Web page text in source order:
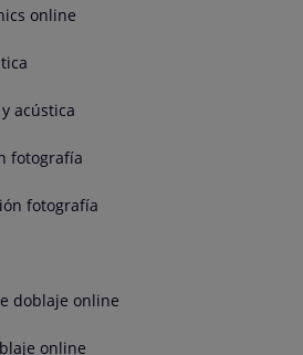
online
acústica
fotografía
fotografía
doblaje online
online